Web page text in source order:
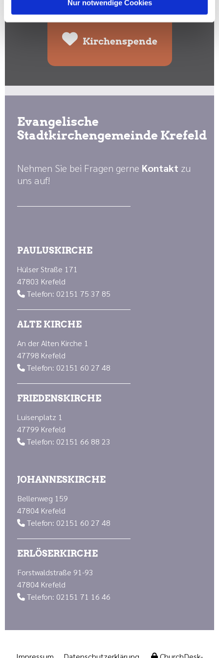
Nur notwendige Cookies
Kirchenspende
Evangelische
Stadtkirchengemeinde Krefeld
Nehmen Sie bei Fragen gerne Kontakt zu
uns auf!
PAULUSKIRCHE
Hülser Straße 171
47803 Krefeld
 Telefon: 02151 75 37 85
ALTE KIRCHE
An der Alten Kirche 1
47798 Krefeld
 Telefon: 02151 60 27 48
FRIEDENSKIRCHE
Luisenplatz 1
47799 Krefeld
 Telefon: 02151 66 88 23
JOHANNESKIRCHE
Bellenweg 159
47804 Krefeld
 Telefon: 02151 60 27 48
ERLÖSERKIRCHE
Forstwaldstraße 91-93
47804 Krefeld
 Telefon: 02151 71 16 46